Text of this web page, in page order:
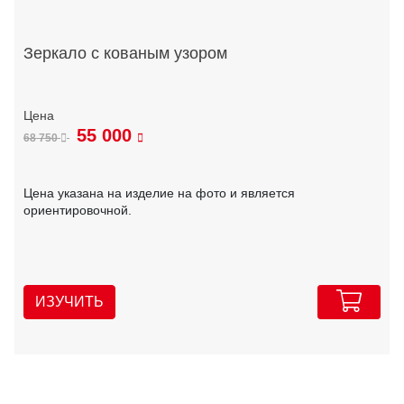
Зеркало с кованым узором
68 750 55 000
Цена указана на изделие на фото и является
ориентировочной.
ИЗУЧИТЬ